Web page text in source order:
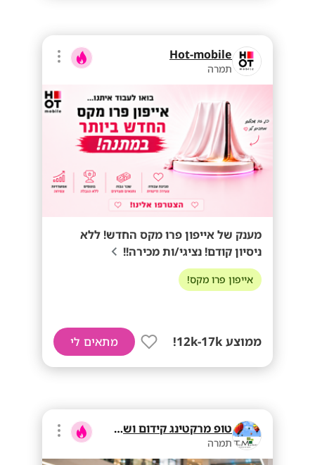
Hot-mobile
תמרה
מענק של אייפון פרו מקס החדש! ללא
ניסיון קודם! נציגי/ות מכירה!!
אייפון פרו מקס!
ממוצע 12k-17k! מתאים לי
טופ מרקטינג קידום ושיווק בע"מ
תמרה